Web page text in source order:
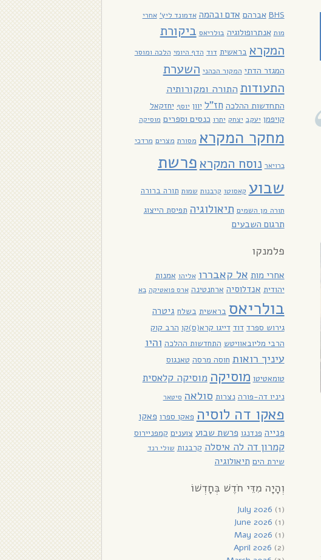
BHS אברהם אדם ובהמה אדמונד ליץ' אחרי
מות אנתרופולוגיה בולריאס ביקורת
המקרא בראשית דוד הדף היומי הלכה ומוסר
המגזר הדתי המקור הכהני השערת
התעודות התורה ומקורותיה
התחדשות ההלכה חז"ל יוון יוסף יחזקאל
קויפמן יעקב יצחק יתרו כנסים וספרים מוסיקה
מחקר המקרא מסורת מצרים מרדכי
ברויאר נוסח המקרא פרשת
שבוע קאסוטו קרבנות שמות תורה ברורה
תורה מן השמים תיאולוגיה תפיסת הייצוג
תרגום השבעים
פלמנקו
אחרי מות אל קאבררו אליהו אמנות
יהודית אנדלוסיה ארחנטינה ארס פואטיקה בא
בולריאס בראשית בשלח גיטרה
גירוש ספרד דוד דייגו קרא(ס)קו הרב קוק
הרבי מליובאוויטש התחדשות ההלכה והיו
עיניך רואות חוסה מרסה טאנגוס
טומאטיטו מוסיקה מוסיקה קלאסית
ניניו דה-פורה נצרות סולאה סיטאר
פאקו דה לוסיה פאקו ספרו פאקו
פנייה פנדנגו פרשת שבוע צוענים קמפניירוס
קמרון דה לה איסלה קרבנות שולי רנד
שירת הים תיאולוגיה
וְהָיָה מִדֵּי חֹדֶשׁ בְּחָדְשׁוֹ
July 2026 (1)
June 2026 (1)
May 2026 (1)
April 2026 (2)